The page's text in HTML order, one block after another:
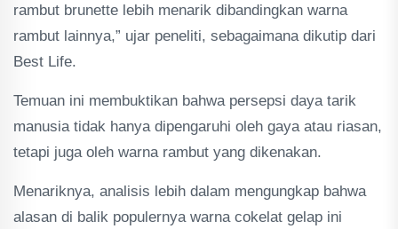
rambut brunette lebih menarik dibandingkan warna
rambut lainnya,” ujar peneliti, sebagaimana dikutip dari
Best Life.
Temuan ini membuktikan bahwa persepsi daya tarik
manusia tidak hanya dipengaruhi oleh gaya atau riasan,
tetapi juga oleh warna rambut yang dikenakan.
Menariknya, analisis lebih dalam mengungkap bahwa
alasan di balik populernya warna cokelat gelap ini